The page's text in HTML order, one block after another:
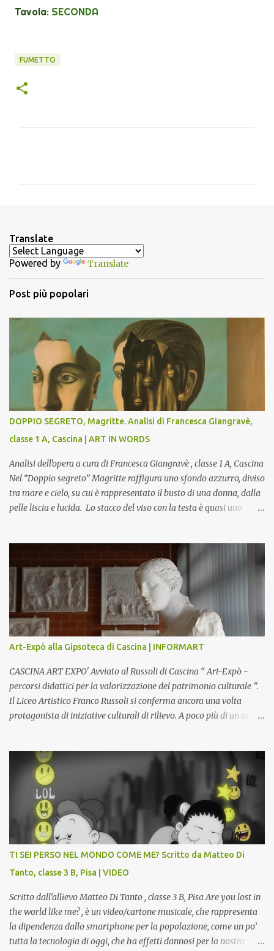
Tavola: SECONDA
FUMETTO
t
i
Translate
Powered by Translate
Post più popolari
DOPPIO SEGRETO, Magritte. Analisi di Francesca Giangravè,
classe 1 A, Cascina | ART IN WORDS
Analisi dell'opera a cura di Francesca Giangravè , classe 1 A, Cascina
Nel “Doppio segreto” Magritte raffigura uno sfondo azzurro, diviso
tra mare e cielo, su cui è rappresentato il busto di una donna, dalla
pelle liscia e lucida. Lo stacco del viso con la testa è quasi uno
un motivo che Magritte propone frequentemente nelle sue opere,
che in questo caso assumono un aspetto minaccioso, come se si
trattasse di un qualcosa di malinconico, sia per il colore che per la
consistenza del materiale. L’enigma che reca l’immagine, un volto
staccato, con uno sguardo fisso, il cui non si capisce se esso è un
uomo una donna, con l’espressione rigida. Magritte, il maestro
dello straniamento della visione, costruisce un’immagine tanto
meticolosa e nitida quanto assurda e inquietante. Uno
sdoppiamento del soggetto come spesso a...
Art-Expò alla Gipsoteca di Cascina | INFORMART
CASCINA ART EXPO' Avviato al Russoli di Cascina “ Art-Expò -
percorsi didattici per la valorizzazione del patrimonio culturale ”.
Il Liceo Artistico Franco Russoli si conferma ancora una volta
protagonista di iniziative culturali di rilievo. A poco più di un anno
valorizzazione del patrimonio storico artistico dell’ex Istituto
d’Arte, finanziato dal Miur a valere sui Bandi PON, che trasformerà
la Gipsoteca in un laboratorio didattico.Venti ragazzi del Liceo
potranno studiare e riscoprire: i Gessi storici dell’ex-Istituto d’Arte,
attualmente musealizzati nella Gipsoteca della Biblioteca
Comunale "Peppino Impastato" di Cascina. Quadri, disegni,
progetti di arredamento e di mobili, intarsi ed intagli lignei
da allievi e studenti dell’Istituto d’Arte durante il...
TI SEI PERSO NEL MONDO COME ME? Scritto da Matteo Di
Tanto, classe 3 B, Pisa | VIDEO
Scritto dall’allievo Matteo Di Tanto , classe 3 B, Pisa Are you lost in
the world like me? , è un video/cartone musicale, che rappresenta
la dipendenza dallo smartphone per la popolazione, come un po’
tutta la tecnologia di oggi, che ha effetti dannosi per la nostra